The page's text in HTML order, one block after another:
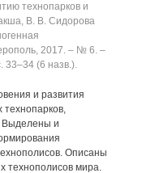
технопарков и
В. В. Сидорова
2017. ‒ № 6. ‒
33‒34 (6 назв.).
и развития
технопарков,
Выделены и
Описаны
технополисов мира.